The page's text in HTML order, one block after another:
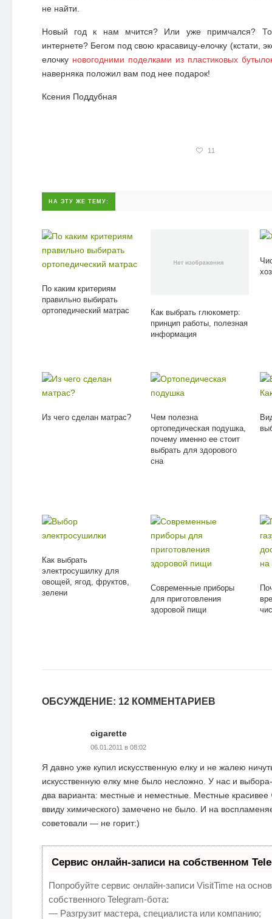
не найти.
Новый год к нам мчится? Или уже примчался?
интернете? Бегом под свою красавицу-елочку (кстати,
елочку новогодними поделками из пластиковых
наверняка положил вам под нее подарок!
Ксения Поддубная
11
НА ЭТУ ЖЕ ТЕМУ:
По каким критериям
правильно выбирать
ортопедический матрас
Как выбрать глюкометр:
принцип работы, полезная
информация
Из чего сделан матрас?
Чем полезна
ортопедическая подушка,
почему именно ее стоит
выбрать для здорового
сна
Как выбрать
электросушилку для
овощей, ягод, фруктов,
зелени
Современные приборы
для приготовления
здоровой пищи
ОБСУЖДЕНИЕ: 12 КОММЕНТАРИЕВ
cigarette
06.01.2011 в 08:02
Я давно уже купил искусственную елку и не жалею
искусственную елку мне было несложно. У нас и
два варианта: местные и неместные. Местные
ввиду химического) замечено не было. И на
советовали — не горит:)
Сервис онлайн-записи на собственном
Попробуйте сервис онлайн-записи VisitTime на
собственного Telegram-бота:
— Разгрузит мастера, специалиста или компанию;